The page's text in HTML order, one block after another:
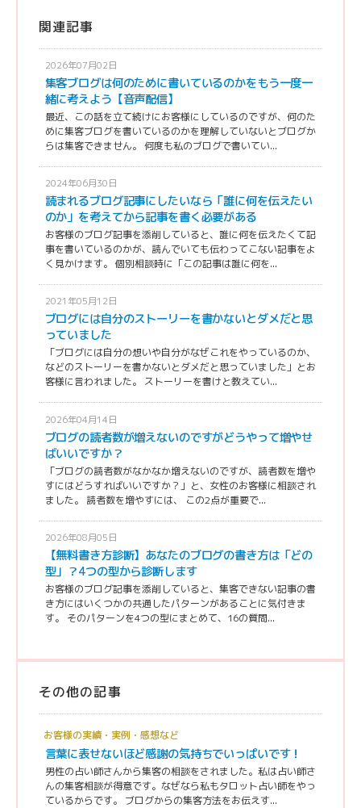
関連記事
2026年07月02日
集客ブログは何のために書いているのかをもう一度一
緒に考えよう【音声配信】
最近、この話を立て続けにお客様にしているのですが、何のた
めに集客ブログを書いているのかを理解していないとブログか
らは集客できません。 何度も私のブログで書いてい...
2024年06月30日
読まれるブログ記事にしたいなら「誰に何を伝えたい
のか」を考えてから記事を書く必要がある
お客様のブログ記事を添削していると、誰に何を伝えたくて記
事を書いているのかが、読んでいても伝わってこない記事をよ
く見かけます。 個別相談時に「この記事は誰に何を...
2021年05月12日
ブログには自分のストーリーを書かないとダメだと思
っていました
「ブログには自分の想いや自分がなぜこれをやっているのか、
などのストーリーを書かないとダメだと思っていました」とお
客様に言われました。 ストーリーを書けと教えてい...
2026年04月14日
ブログの読者数が増えないのですがどうやって増やせ
ばいいですか？
「ブログの読者数がなかなか増えないのですが、読者数を増や
すにはどうすればいいですか？」と、女性のお客様に相談され
ました。 読者数を増やすには、 この2点が重要で...
2026年08月05日
【無料書き方診断】あなたのブログの書き方は「どの
型」？4つの型から診断します
お客様のブログ記事を添削していると、集客できない記事の書
き方にはいくつかの共通したパターンがあることに気付きま
す。 そのパターンを4つの型にまとめて、16の質問...
その他の記事
お客様の実績・実例・感想など
言葉に表せないほど感謝の気持ちでいっぱいです！
男性の占い師さんから集客の相談をされました。私は占い師さ
んの集客相談が得意です。なぜなら私もタロット占い師をやっ
ているからです。 ブログからの集客方法をお伝えす...